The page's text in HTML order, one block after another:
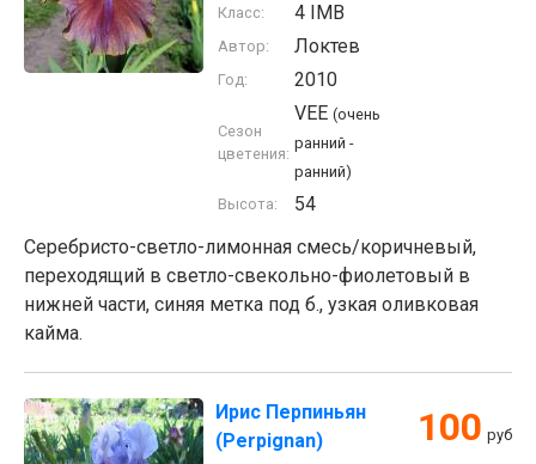
Класс: 4 IMB
Автор: Локтев
Год: 2010
Сезон
цветения:
VEE (очень
ранний -
ранний)
Высота:
54
Серебристо-светло-лимонная смесь/коричневый,
переходящий в светло-свекольно-фиолетовый в
нижней части, синяя метка под б., узкая оливковая
кайма.
Ирис Перпиньян
(Perpignan)
100 руб